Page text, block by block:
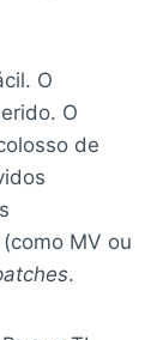
O
O
de
MV ou
.